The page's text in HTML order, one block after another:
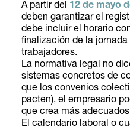
A partir del 12 de mayo
deben garantizar el
debe incluir el horario
finalización de la
trabajadores.
La normativa legal no
sistemas concretos de
que los convenios
pacten), el empresario
que crea más
El calendario laboral o